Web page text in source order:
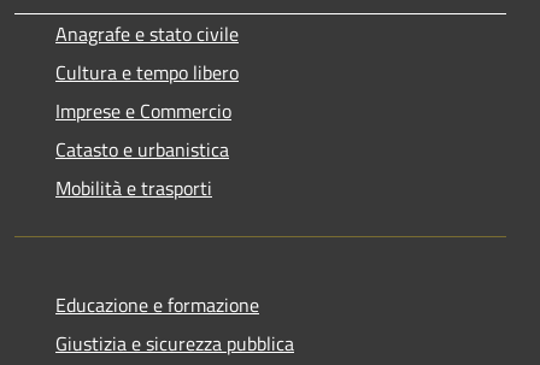
Anagrafe e stato civile
Cultura e tempo libero
Imprese e Commercio
Catasto e urbanistica
Mobilità e trasporti
Educazione e formazione
Giustizia e sicurezza pubblica